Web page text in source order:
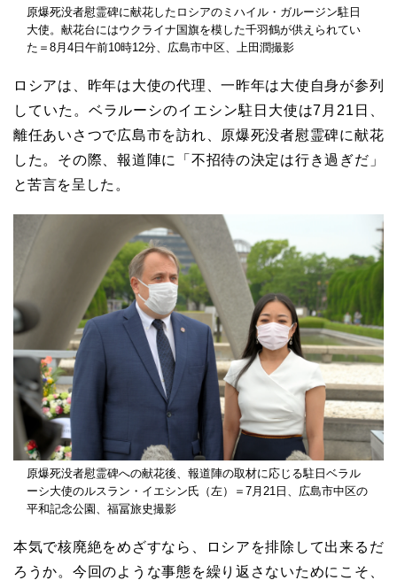
原爆死没者慰霊碑に献花したロシアのミハイル・ガルージン駐日
大使。献花台にはウクライナ国旗を模した千羽鶴が供えられてい
た＝8月4日午前10時12分、広島市中区、上田潤撮影
ロシアは、昨年は大使の代理、一昨年は大使自身が参列
していた。ベラルーシのイエシン駐日大使は7月21日、
離任あいさつで広島市を訪れ、原爆死没者慰霊碑に献花
した。その際、報道陣に「不招待の決定は行き過ぎだ」
と苦言を呈した。
原爆死没者慰霊碑への献花後、報道陣の取材に応じる駐日ベラル
ーシ大使のルスラン・イエシン氏（左）＝7月21日、広島市中区の
平和記念公園、福冨旅史撮影
本気で核廃絶をめざすなら、ロシアを排除して出来るだ
ろうか。今回のような事態を繰り返さないためにこそ、